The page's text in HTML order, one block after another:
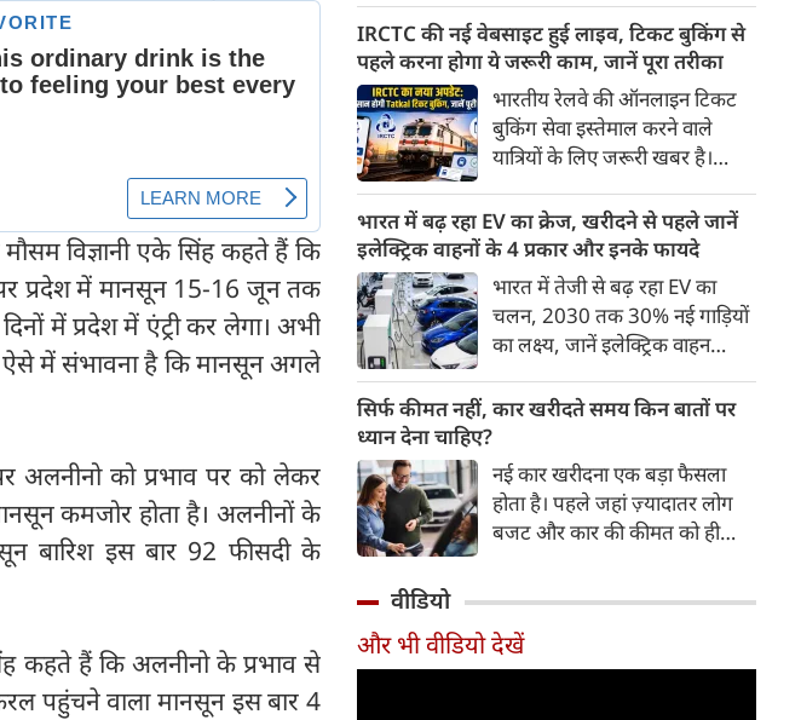
विज्ञानी एके सिंह कहते हैं कि
प्रदेश में मानसून 15-16 जून तक
में प्रदेश में एंट्री कर लेगा। अभी
ऐसे में संभावना है कि मानसून अगले
अलनीनो को प्रभाव पर को लेकर
कमजोर होता है। अलनीनों के
बारिश इस बार 92 फीसदी के
कहते हैं कि अलनीनो के प्रभाव से
पहुंचने वाला मानसून इस बार 4
भू-राजनीति से लेकर कृत्रिम
बुद्धिमत्ता, जलवायु परिवर्तन से लेकर
क्रिकेट तक हर विषय पर बहस कर
सकते हैं, तो उस जीव पर भी एक
गंभीर चर्चा बनती है जिसने किसी भी
सभ्यता से पहले इंसान का साथ चुना
था। दुर्भाग्य यह है कि आज कुत्तों के
बारे में हमारी राय पशु-चिकित्सकों,
व्यवहार वैज्ञानिकों या विशेषज्ञों से
कम... और व्हाट्सऐप यूनिवर्सिटी से
ज़्यादा बनती है।
IRCTC की नई वेबसाइट हुई लाइव, टिकट बुकिंग से
पहले करना होगा ये जरूरी काम, जानें पूरा तरीका
भारतीय रेलवे की ऑनलाइन टिकट
बुकिंग सेवा इस्तेमाल करने वाले
यात्रियों के लिए जरूरी खबर है।
वेबसाइट का बीटा वर्जन लॉन्च कर
दिया है। करीब 24 साल पुराने
इंटरफेस के बाद वेबसाइट को नए
डिजाइन और कई नए फीचर्स के साथ
अपडेट किया गया है।
भारत में बढ़ रहा EV का क्रेज, खरीदने से पहले जानें
इलेक्ट्रिक वाहनों के 4 प्रकार और इनके फायदे
भारत में तेजी से बढ़ रहा EV का
चलन, 2030 तक 30% नई गाड़ियों
का लक्ष्य, जानें इलेक्ट्रिक वाहन
200 अरब रुपए का मौका
सिर्फ कीमत नहीं, कार खरीदते समय किन बातों पर
ध्यान देना चाहिए?
नई कार खरीदना एक बड़ा फैसला
होता है। पहले जहां ज़्यादातर लोग
बजट और कार की कीमत को ही
खरीदते समय किन बातों पर ध्यान
देना चाहिए।
वीडियो
और भी वीडियो देखें